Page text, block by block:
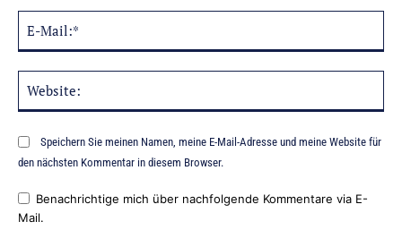
Speichern Sie meinen Namen, meine E-Mail-Adresse und meine Website für
den nächsten Kommentar in diesem Browser.
Benachrichtige mich über nachfolgende Kommentare via E-
Mail.